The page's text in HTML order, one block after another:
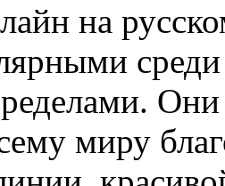
на
миру